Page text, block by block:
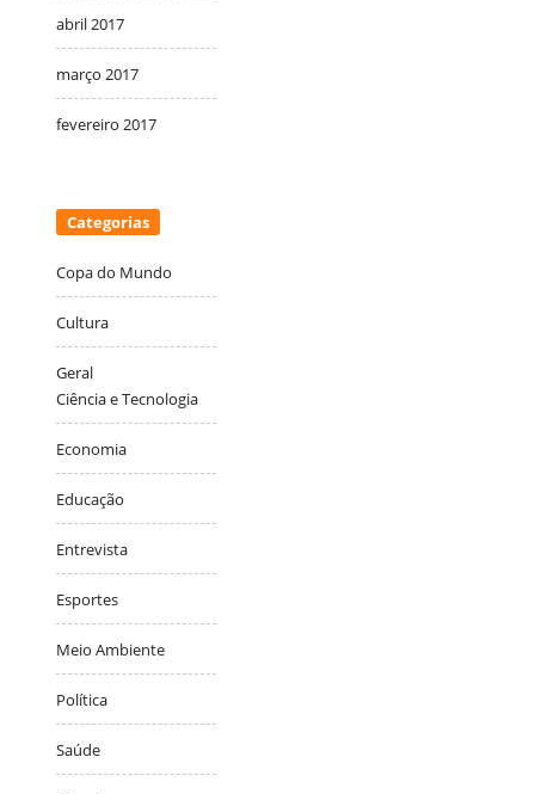
abril 2017
março 2017
fevereiro 2017
Categorias
Copa do Mundo
Cultura
Geral
Ciência e Tecnologia
Economia
Educação
Entrevista
Esportes
Meio Ambiente
Política
Saúde